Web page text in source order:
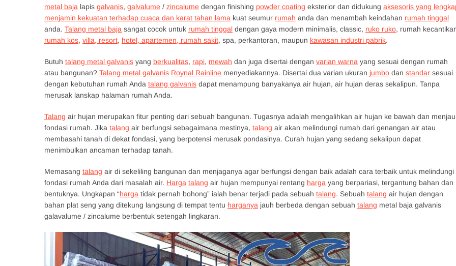
metal baja lapis galvanis, galvalume / zincalume dengan finishing powder coating eksterior dan didukung aksesoris yang
menjamin kekuatan terhadap cuaca dan karat tahan lama kuat seumur rumah anda dan menambah keindahan rumah tinggal
anda. Talang metal baja sangat cocok untuk rumah tinggal dengan gaya modern minimalis, classic, ruko ruko, rumah
rumah kos, villa, resort, hotel, apartemen, rumah sakit, spa, perkantoran, maupun kawasan industri pabrik.
Butuh talang metal galvanis yang berkualitas, rapi, mewah dan juga disertai dengan varian warna yang sesuai dengan rumah
atau bangunan? Talang metal galvanis Roynal Rainline menyediakannya. Disertai dua varian ukuran jumbo dan standar sesuai
dengan kebutuhan rumah Anda talang galvanis dapat menampung banyakanya air hujan, air hujan deras sekalipun. Tanpa
merusak lanskap halaman rumah Anda.
Talang air hujan merupakan fitur penting dari sebuah bangunan. Tugasnya adalah mengalihkan air hujan ke bawah dan
fondasi rumah. Jika talang air berfungsi sebagaimana mestinya, talang air akan melindungi rumah dari genangan air atau
membasahi tanah di dekat fondasi, yang berpotensi merusak pondasinya. Curah hujan yang sedang sekalipun dapat
menimbulkan ancaman terhadap tanah.
Memasang talang air di sekeliling bangunan dan menjaganya agar berfungsi dengan baik adalah cara terbaik untuk melindungi
fondasi rumah Anda dari masalah air. Harga talang air hujan mempunyai rentang harga yang berpariasi, tergantung bahan dan
bentuknya. Ungkapan “harga tidak pernah bohong” ialah benar terjadi pada sebuah talang. Sebuah talang air hujan dengan
bahan plat seng yang ditekung langsung di tempat tentu harganya jauh berbeda dengan sebuah talang metal baja galvanis
galavalume / zincalume berbentuk setengah lingkaran.